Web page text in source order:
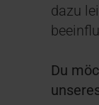
dazu
Du